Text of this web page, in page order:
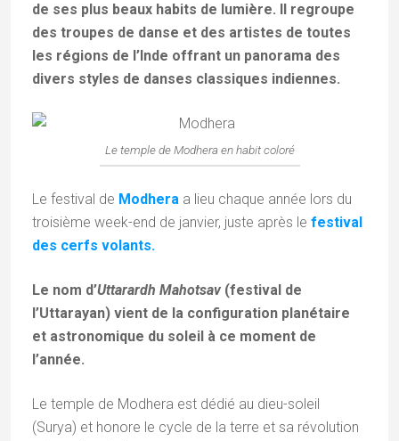
de ses plus beaux habits de lumière. Il regroupe
des troupes de danse et des artistes de toutes
les régions de l’Inde offrant un panorama des
divers styles de danses classiques indiennes.
Le temple de Modhera en habit coloré
Le festival de Modhera a lieu chaque année lors du
troisième week-end de janvier, juste après le festival
des cerfs volants.
Le nom d’Uttarardh Mahotsav(festival de
l’Uttarayan) vient de la configuration planétaire
et astronomique du soleil à ce moment de
l’année.
Le temple de Modhera est dédié au dieu-soleil
(Surya) et honore le cycle de la terre et sa révolution